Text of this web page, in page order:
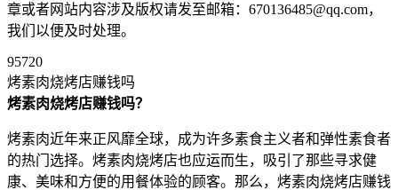
章或者网站内容涉及版权请发至邮箱：670136485@qq.com，
我们以便及时处理。
95720
烤素肉烧烤店赚钱吗
烤素肉烧烤店赚钱吗？
烤素肉近年来正风靡全球，成为许多素食主义者和弹性素食者
的热门选择。烤素肉烧烤店也应运而生，吸引了那些寻求健
康、美味和方便的用餐体验的顾客。那么，烤素肉烧烤店赚钱